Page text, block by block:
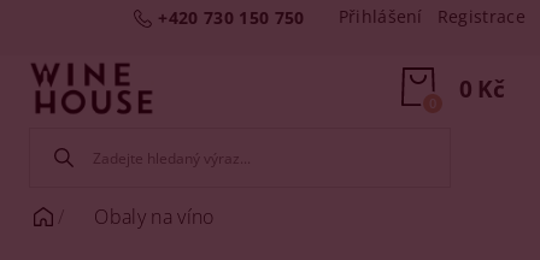
+420 730 150 750 Přihlášení Registrace
0 Kč
0
Obaly na víno